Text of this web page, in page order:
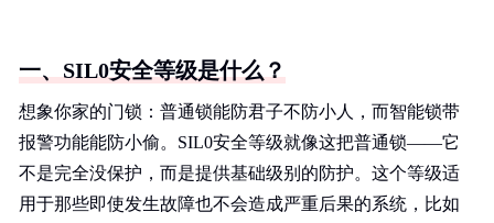
一、SIL0安全等级是什么？
想象你家的门锁：普通锁能防君子不防小人，而智能锁带
报警功能能防小偷。SIL0安全等级就像这把普通锁——它
不是完全没保护，而是提供基础级别的防护。这个等级适
用于那些即使发生故障也不会造成严重后果的系统，比如